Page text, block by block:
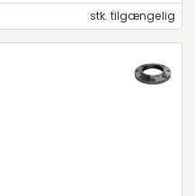
stk. tilgængelig